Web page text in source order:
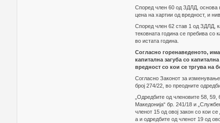
Според член 60 од ЗДЛД, основа
цена на хартии од вредност, и
Според член 62 став 1 од ЗДЛД,
тековната година се пребива со
во истата година.
Согласно горенаведеното,
капитална загуба со
вредност со кои се тргува на
Согласно Законот за
број 274/22, во преодните
„Одредбите од членовите 58,
Македонија“ бр. 241/18 и
членот 15 од овој закон со кои
а и одредбите од членот 19 од